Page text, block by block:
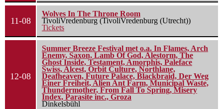
11-08
Wolves In The Throne Room
TivoliVredenburg (TivoliVredenburg (Utrecht))
Tickets
12-08
Summer Breeze Festival met o.a. In Flames, Arch
Enemy, Saxon, Lamb Of God, Alestorm, The
Ghost Inside, Testament, Amorphis, Paleface
Swiss, Alcest, Orbit Culture, Northlane,
Deafheaven, Future Palace, Blackbraid, Der Weg
Einer Freiheit, Alien Ant Farm, Municipal Waste,
Thundermother, From Fall To Spring, Misery
Index, Parasite inc., Groza
Dinkelsbühl